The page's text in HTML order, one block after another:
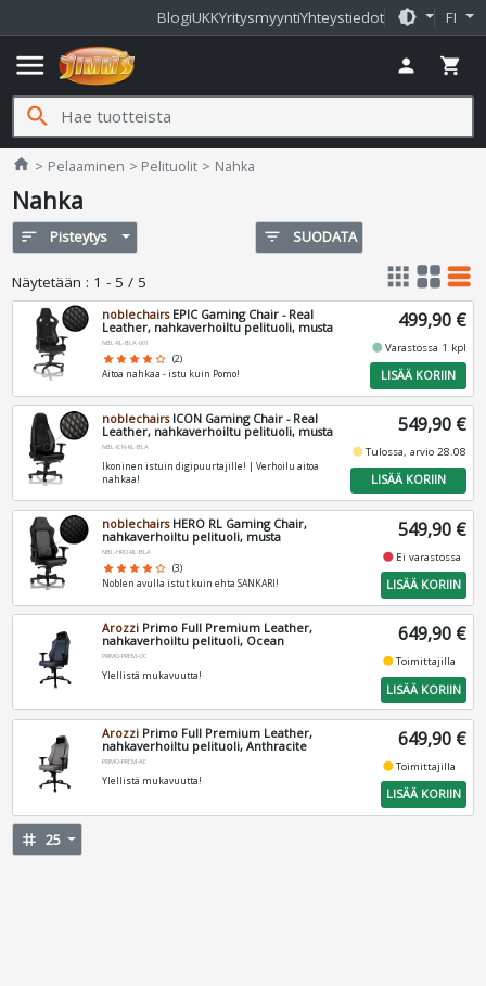
BlogiUKKYritysmyyntiYhteystiedot brightness_medium FI
menu person shopping_cart
search
home Jimms.fi
Pelaaminen Pelituolit Nahka
Nahka
sort Pisteytys filter_list SUODATA
Näytetään : 1 - 5 / 5 apps grid_view table_rows
noblechairsEPIC Gaming Chair - Real
Leather, nahkaverhoiltu pelituoli, musta
NBL-RL-BLA-001
star star star star star_border (2)
Aitoa nahkaa - istu kuin Pomo!
499,90 €
fiber_manual_recordVarastossa 1 kpl
LISÄÄ KORIIN
noblechairsICON Gaming Chair - Real
Leather, nahkaverhoiltu pelituoli, musta
NBL-ICN-RL-BLA
Ikoninen istuin digipuurtajille! | Verhoilu aitoa
nahkaa!
549,90 €
fiber_manual_recordTulossa, arvio 28.08
LISÄÄ KORIIN
noblechairsHERO RL Gaming Chair,
nahkaverhoiltu pelituoli, musta
NBL-HRO-RL-BLA
star star star star star_border (3)
Noblen avulla istut kuin ehta SANKARI!
549,90 €
fiber_manual_record Ei varastossa
LISÄÄ KORIIN
Arozzi Primo Full Premium Leather,
nahkaverhoiltu pelituoli, Ocean
PRIMO-PREM-OC
Ylellistä mukavuutta!
649,90 €
fiber_manual_recordToimittajilla
LISÄÄ KORIIN
Arozzi Primo Full Premium Leather,
nahkaverhoiltu pelituoli, Anthracite
PRIMO-PREM-AE
Ylellistä mukavuutta!
649,90 €
fiber_manual_recordToimittajilla
LISÄÄ KORIIN
tag 25